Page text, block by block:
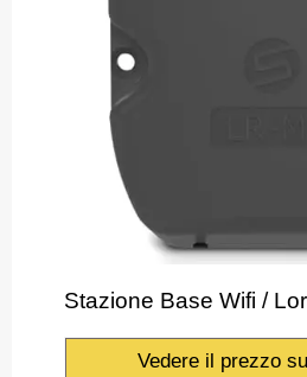
Stazione Base Wifi /
Vedere il prezzo su